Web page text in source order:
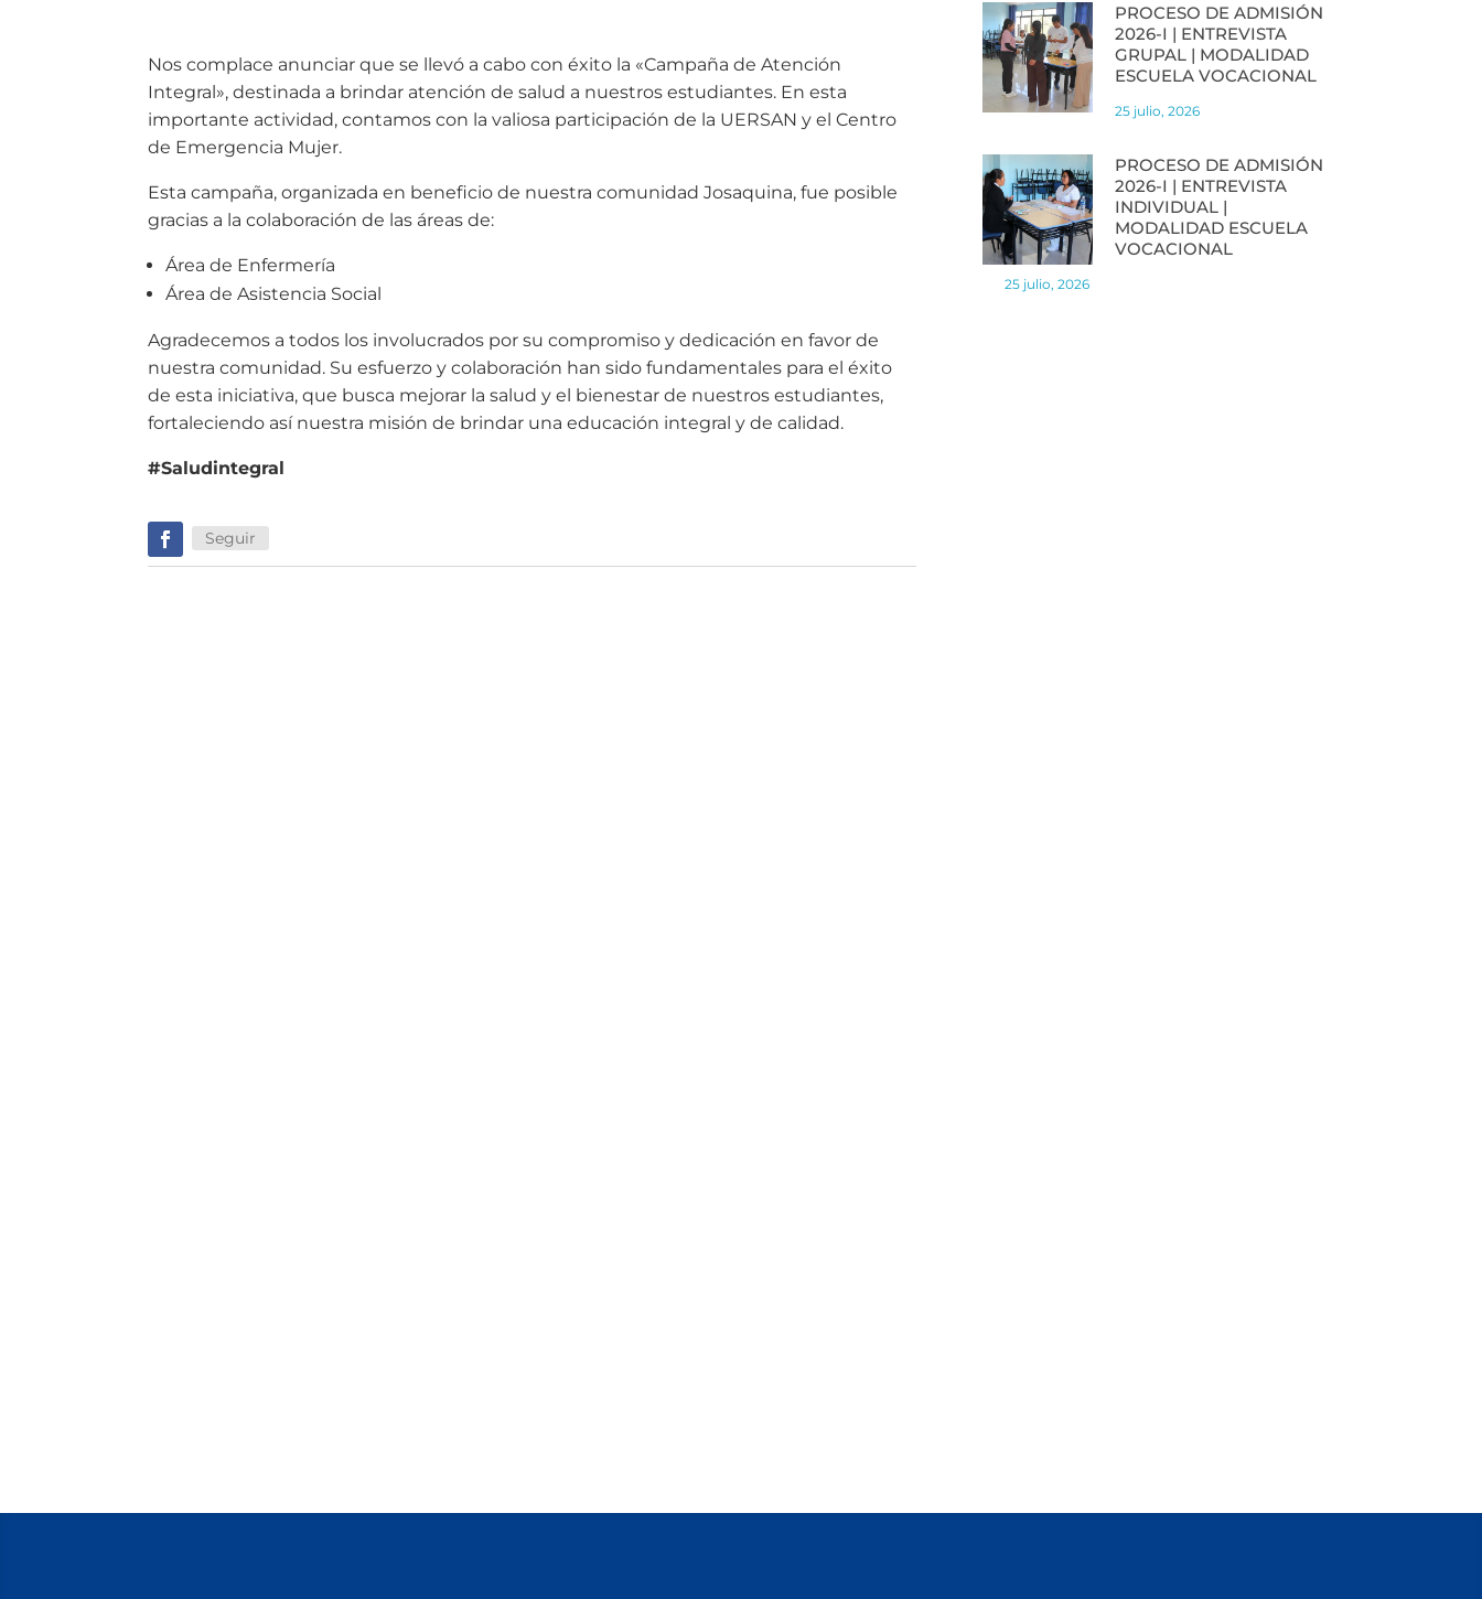
Nos complace anunciar que se llevó a cabo con éxito la «Campaña de Atención
Integral», destinada a brindar atención de salud a nuestros estudiantes. En esta
importante actividad, contamos con la valiosa participación de la UERSAN y el Centro
de Emergencia Mujer.
Esta campaña, organizada en beneficio de nuestra comunidad Josaquina, fue posible
gracias a la colaboración de las áreas de:
Área de Enfermería
Área de Asistencia Social
Agradecemos a todos los involucrados por su compromiso y dedicación en favor de
nuestra comunidad. Su esfuerzo y colaboración han sido fundamentales para el éxito
de esta iniciativa, que busca mejorar la salud y el bienestar de nuestros estudiantes,
fortaleciendo así nuestra misión de brindar una educación integral y de calidad.
#Saludintegral
Seguir
PROCESO DE ADMISIÓN
2026-I | ENTREVISTA
GRUPAL | MODALIDAD
ESCUELA VOCACIONAL
25 julio, 2026
PROCESO DE ADMISIÓN
2026-I | ENTREVISTA
INDIVIDUAL |
MODALIDAD ESCUELA
VOCACIONAL
25 julio, 2026